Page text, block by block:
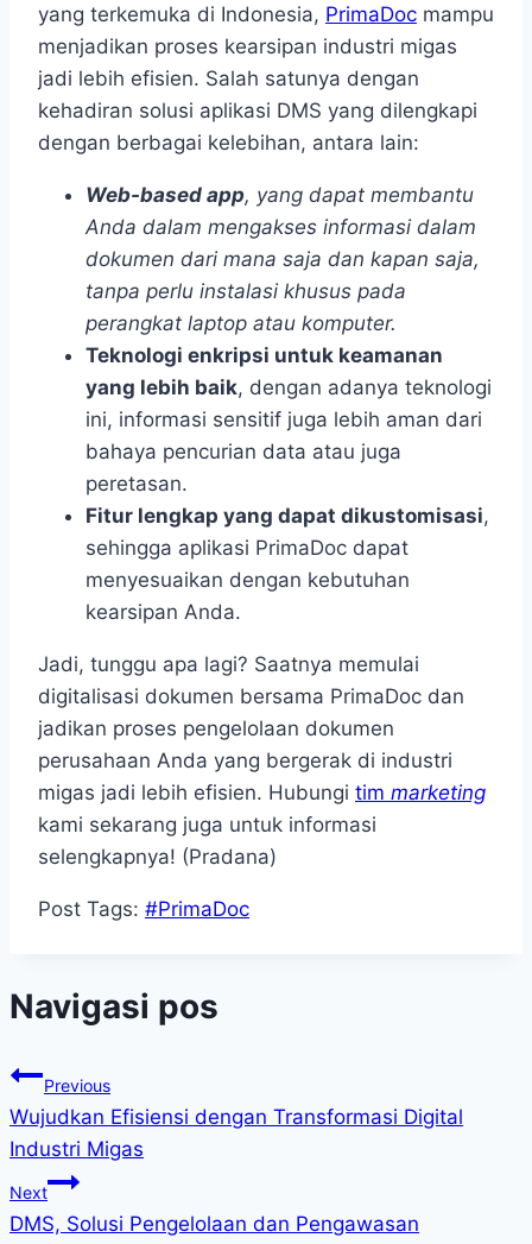
yang terkemuka di Indonesia, PrimaDoc mampu
menjadikan proses kearsipan industri migas
jadi lebih efisien. Salah satunya dengan
kehadiran solusi aplikasi DMS yang dilengkapi
dengan berbagai kelebihan, antara lain:
Web-based app, yang dapat membantu
Anda dalam mengakses informasi dalam
dokumen dari mana saja dan kapan saja,
tanpa perlu instalasi khusus pada
perangkat laptop atau komputer.
Teknologi enkripsi untuk keamanan
yang lebih baik, dengan adanya teknologi
ini, informasi sensitif juga lebih aman dari
bahaya pencurian data atau juga
peretasan.
Fitur lengkap yang dapat dikustomisasi,
sehingga aplikasi PrimaDoc dapat
menyesuaikan dengan kebutuhan
kearsipan Anda.
Jadi, tunggu apa lagi? Saatnya memulai
digitalisasi dokumen bersama PrimaDoc dan
jadikan proses pengelolaan dokumen
perusahaan Anda yang bergerak di industri
migas jadi lebih efisien. Hubungi tim marketing
kami sekarang juga untuk informasi
selengkapnya! (Pradana)
Post Tags: #PrimaDoc
Navigasi pos
Previous
Wujudkan Efisiensi dengan Transformasi Digital
Industri Migas
Next
DMS, Solusi Pengelolaan dan Pengawasan